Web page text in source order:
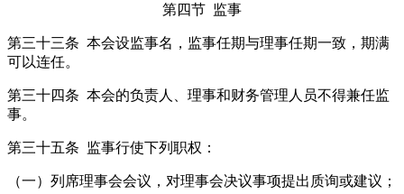
第四节 监事
第三十三条 本会设监事名，监事任期与理事任期一致，期满
可以连任。
第三十四条 本会的负责人、理事和财务管理人员不得兼任监
事。
第三十五条 监事行使下列职权：
（一）列席理事会会议，对理事会决议事项提出质询或建议；